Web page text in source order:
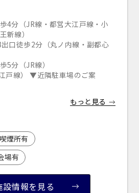
4分（JR線・都営大江戸線・小
新線）
出口徒歩2分（丸ノ内線・副都心
5分（JR線）
戸線） ▼近隣駐車場のご案
もっと見る
喫煙所有
場有
設情報を見る
状況は
い。
島型